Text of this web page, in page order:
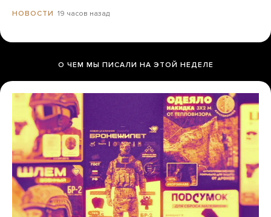
НОВОСТИ 19 часов назад
О ЧЕМ МЫ ПИСАЛИ НА ЭТОЙ НЕДЕЛЕ